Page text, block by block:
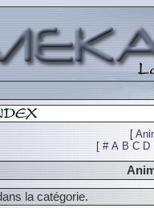
[
[ # A B C D
la catégorie.